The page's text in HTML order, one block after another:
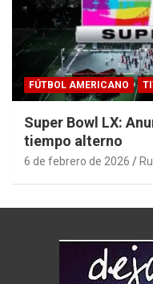
FÚTBOL AMERICANO
Super Bowl LX:
tiempo alterno
6 de febrero de 2026